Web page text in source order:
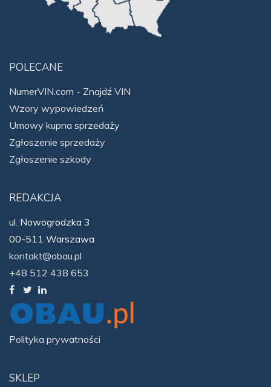
SKLEP
POLECANE
NumerVIN.com - Znajdź VIN
Wzory wypowiedzeń
Umowy kupna sprzedaży
Zgłoszenie sprzedaży
Zgłoszenie szkody
REDAKCJA
ul. Nowogrodzka 3
00-511 Warszawa
kontakt@obau.pl
+48 512 438 653
Polityka prywatności